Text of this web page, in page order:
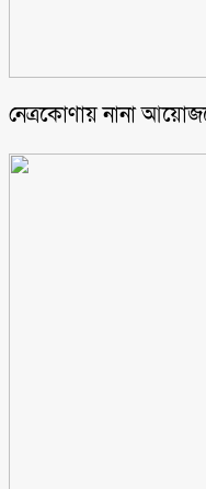
নেত্রকোণায় নানা